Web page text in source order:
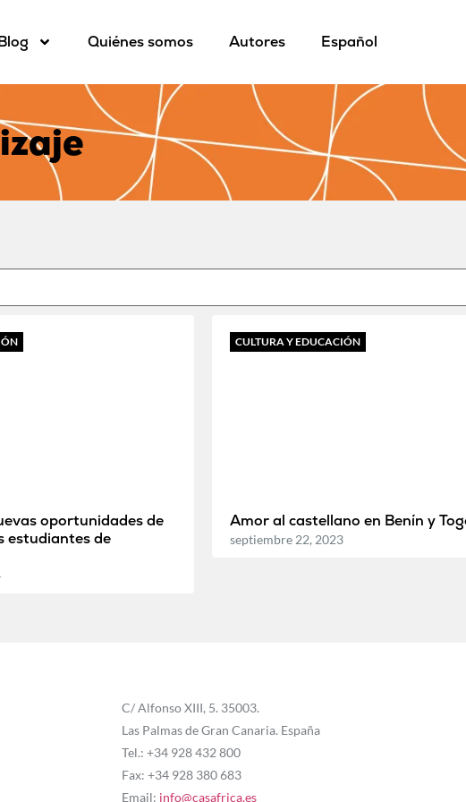
Quiénes somos Autores Español
oportunidades de
estudiantes de
CULTURA Y EDUCACIÓN
Amor al castellano en Benín y
septiembre 22, 2023
C/ Alfonso XIII, 5. 35003.
Las Palmas de Gran Canaria. España
Tel.: +34 928 432 800
Fax: +34 928 380 683
Email: info@casafrica.es